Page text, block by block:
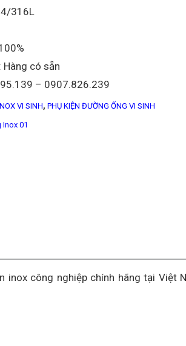
316L
Hàng có sẵn
– 0907.826.239
VI SINH, PHỤ KIỆN ĐƯỜNG ỐNG VI SINH
01
inox công nghiệp chính hãng tại Việt